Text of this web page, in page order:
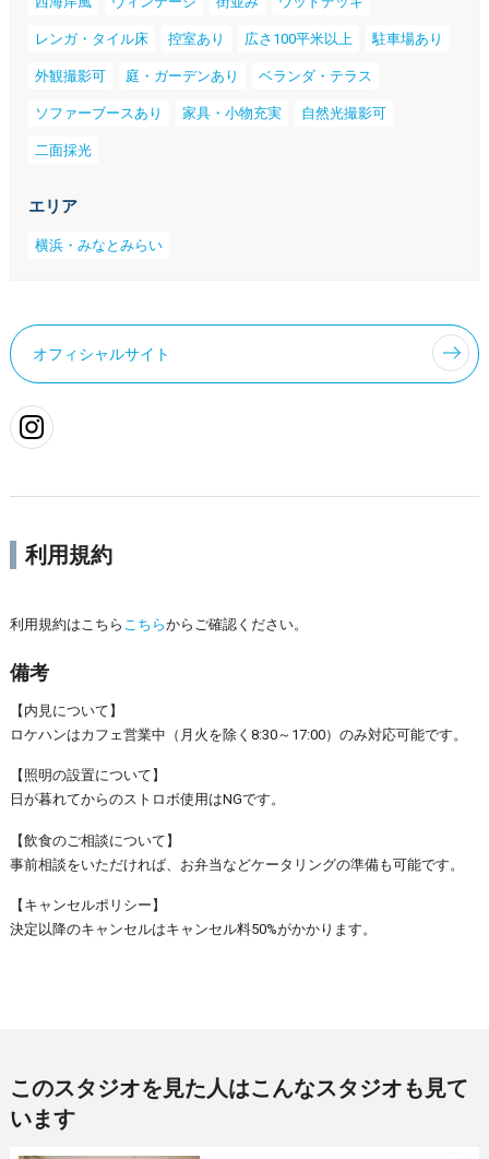
レンガ・タイル床 控室あり 広さ100平米以上 駐車場あり
外観撮影可 庭・ガーデンあり ベランダ・テラス
ソファーブースあり 家具・小物充実 自然光撮影可
二面採光
エリア
横浜・みなとみらい
オフィシャルサイト
利用規約
利用規約はこちら こちらからご確認ください。
備考
【内見について】
ロケハンはカフェ営業中（月火を除く8:30～17:00）のみ対応可能です。
【照明の設置について】
日が暮れてからのストロボ使用はNGです。
【飲食のご相談について】
事前相談をいただければ、お弁当などケータリングの準備も可能です。
【キャンセルポリシー】
決定以降のキャンセルはキャンセル料50%がかかります。
このスタジオを見た人はこんなスタジオも見て
います